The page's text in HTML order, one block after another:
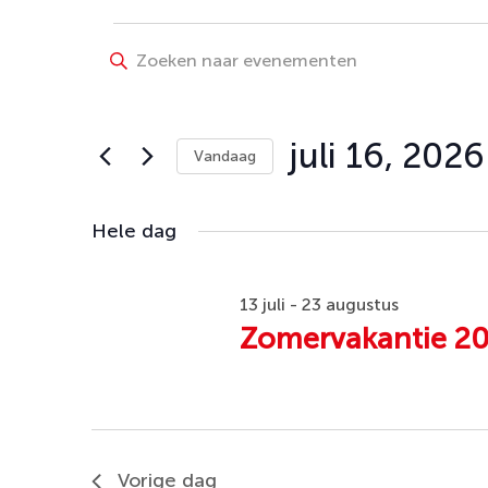
Evenementen
juli
2026
Evenementen
weergeven
Vul
in.
Evenementen
Vandaag juli 16, 2026
een
Hele dag
Zomervakantie
13 juli - 23 augustus
Vorige dag